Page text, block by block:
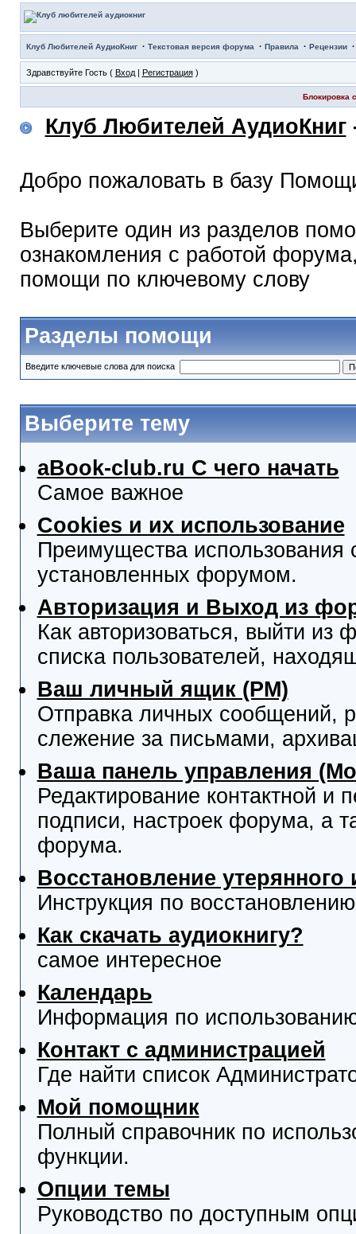
Клуб Любителей АудиоКниг· Текстовая версия форума · Правила · Рецензии
Здравствуйте Гость ( Вход| Регистрация)
Блокировка
Клуб Любителей АудиоКниг
Добро пожаловать в базу
Выберите один из разделов
ознакомления с работой
помощи по ключевому слову
Разделы помощи
Введите ключевые слова для поиска
Выберите тему
aBook-club.ru C чего начать
Самое важное
Cookies и их использование
Преимущества
установленных форумом.
Авторизация и Выход из
Как авторизоваться, выйти из
списка пользователей,
Ваш личный ящик (PM)
Отправка личных сообщений,
слежение за письмами,
Ваша панель управления
Редактирование контактной
подписи, настроек форума, а
форума.
Восстановление
Инструкция по
Как скачать аудиокнигу?
самое интересное
Календарь
Информация по
Контакт с администрацией
Где найти список
Мой помощник
Полный справочник по
функции.
Опции темы
Руководство по доступным